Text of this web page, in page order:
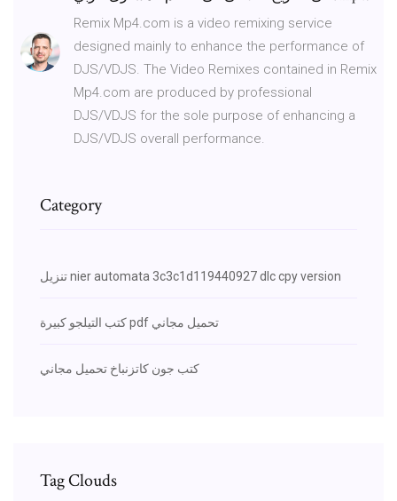
Remix Mp4.com is a video remixing service
designed mainly to enhance the performance of
DJS/VDJS. The Video Remixes contained in Remix
Mp4.com are produced by professional
DJS/VDJS for the sole purpose of enhancing a
DJS/VDJS overall performance.
Category
تنزيل nier automata 3c3c1d119440927 dlc cpy version
كتب التيلجو كبيرة pdf تحميل مجاني
كتب جون كاتزنباخ تحميل مجاني
Tag Clouds